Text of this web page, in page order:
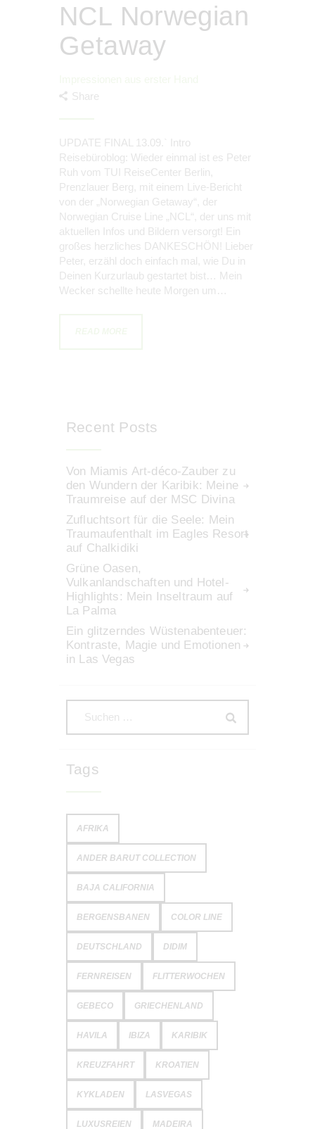
NCL Norwegian
Getaway
Share
UPDATE FINAL 13.09.` Intro
Reisebüroblog: Wieder einmal ist es Peter
Ruh vom TUI ReiseCenter Berlin,
Prenzlauer Berg, mit einem Live-Bericht
von der „Norwegian Getaway“, der
Norwegian Cruise Line „NCL“, der uns mit
aktuellen Infos und Bildern versorgt! Ein
großes herzliches DANKESCHÖN! Lieber
Peter, erzähl doch einfach mal, wie Du in
Deinen Kurzurlaub gestartet bist… Mein
Wecker schellte heute Morgen um…
Recent Posts
Von Miamis Art-déco-Zauber zu
den Wundern der Karibik: Meine
Traumreise auf der MSC Divina
Zufluchtsort für die Seele: Mein
Traumaufenthalt im Eagles Resort
auf Chalkidiki
Grüne Oasen,
Vulkanlandschaften und Hotel-
Highlights: Mein Inseltraum auf
La Palma
Ein glitzerndes Wüstenabenteuer:
Kontraste, Magie und Emotionen
in Las Vegas
Tags
AFRIKA
ANDER BARUT COLLECTION
BAJA CALIFORNIA
BERGENSBANEN COLOR LINE
DEUTSCHLAND DIDIM
FERNREISEN FLITTERWOCHEN
GEBECO GRIECHENLAND
HAVILA IBIZA KARIBIK
KREUZFAHRT KROATIEN
KYKLADEN LASVEGAS
LUXUSREIEN MADEIRA